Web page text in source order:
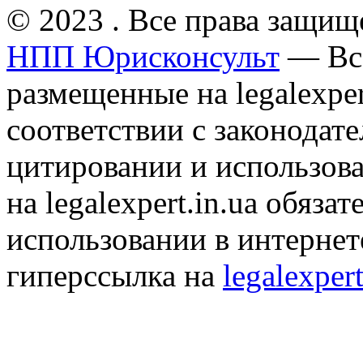
© 2023 . Все права
НПП Юрисконсульт —
размещенные на
соответствии с
цитировании и
на legalexpert.in.ua
использовании в
гиперссылка на